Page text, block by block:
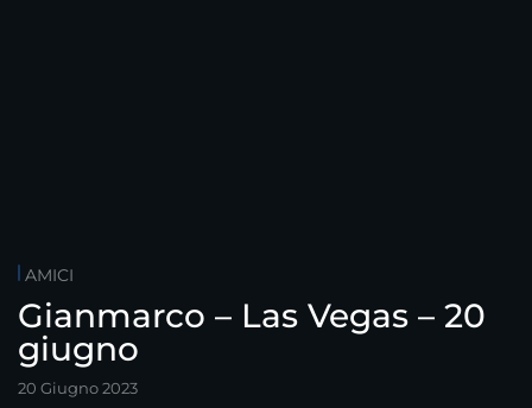
AMICI
Gianmarco – Las Vegas – 20
giugno
20 Giugno 2023